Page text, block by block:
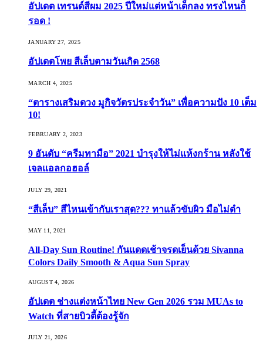
อัปเดต เทรนด์สีผม 2025 ปีใหม่แต่หน้าเด็กลง ทรงไหนก็
รอด !
JANUARY 27, 2025
อัปเดตโพย สีเล็บตามวันเกิด 2568
MARCH 4, 2025
“ตารางเสริมดวง มูกิจวัตรประจำวัน” เพื่อความปัง 10 เต็ม
10!
FEBRUARY 2, 2023
9 อันดับ “ครีมทามือ” 2021 บำรุงให้ไม่แห้งกร้าน หลังใช้
เจลแอลกอฮอล์
JULY 29, 2021
“สีเล็บ” สีไหนเข้ากับเราสุด??? ทาแล้วขับผิว มือไม่ดำ
MAY 11, 2021
All-Day Sun Routine! กันแดดเช้าจรดเย็นด้วย Sivanna
Colors Daily Smooth & Aqua Sun Spray
AUGUST 4, 2026
อัปเดต ช่างแต่งหน้าไทย New Gen 2026 รวม MUAs to
Watch ที่สายบิวตี้ต้องรู้จัก
JULY 21, 2026